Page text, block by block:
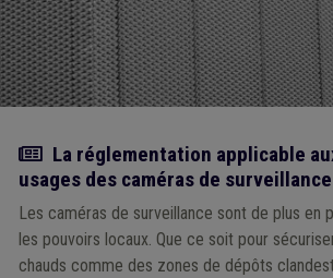
Article
La réglementation applicable
usages des caméras de surveillance
Les caméras de surveillance sont de plus en
les pouvoirs locaux. Que ce soit pour
chauds comme des zones de dépôts